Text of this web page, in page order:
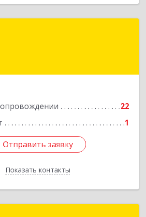
22
1
Отправить заявку
Показать контакты
обл, Алексеевский р-н,
Отправить заявку
Назад